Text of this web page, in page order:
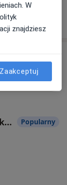
lek. dent. Aleksandra Jakóbowska Popularny
W
znajdziesz
Zaakceptuj